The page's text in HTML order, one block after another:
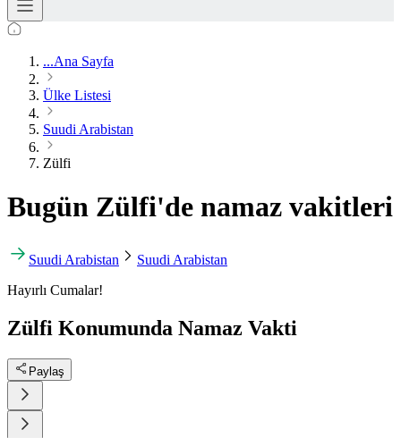
...Ana Sayfa
Ülke Listesi
Suudi Arabistan
Zülfi
Bugün Zülfi'de namaz vakitleri
Suudi Arabistan
Suudi Arabistan
Hayırlı Cumalar!
Zülfi Konumunda Namaz Vakti
Paylaş